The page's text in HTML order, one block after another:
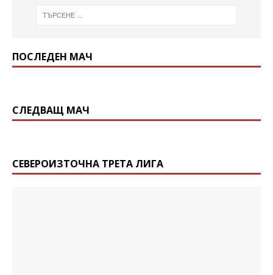
ПОСЛЕДЕН МАЧ
СЛЕДВАЩ МАЧ
СЕВЕРОИЗТОЧНА ТРЕТА ЛИГА